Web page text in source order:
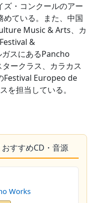
ズ・コンクールのアー
めている。また、中国
Music & Arts、カ
&
スにあるPancho
ークラス、カラカス
Festival Europeo de
を担当している。
すすめCD・音源
Works